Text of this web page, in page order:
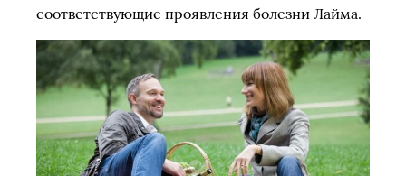
соответствующие проявления болезни Лайма.